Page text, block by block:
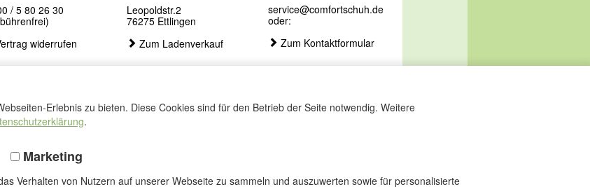
Erlebnis zu bieten. Diese Cookies sind für den Betrieb der Seite notwendig. Weitere
.
Marketing
Verhalten von Nutzern auf unserer Webseite zu sammeln und auszuwerten sowie für personalisierte
/ 5 80 26 30
widerrufen
Leopoldstr.2
76275 Ettlingen
Zum Ladenverkauf
service@comfortschuh.de
oder:
Zum Kontaktformular